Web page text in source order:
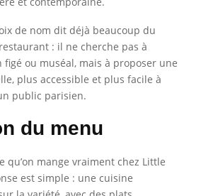
de nom dit déjà beaucoup du
: il ne cherche pas à
ou muséal, mais à proposer une
plus accessible et plus facile à
public parisien.
du menu
qu’on mange vraiment chez Little
est simple : une cuisine